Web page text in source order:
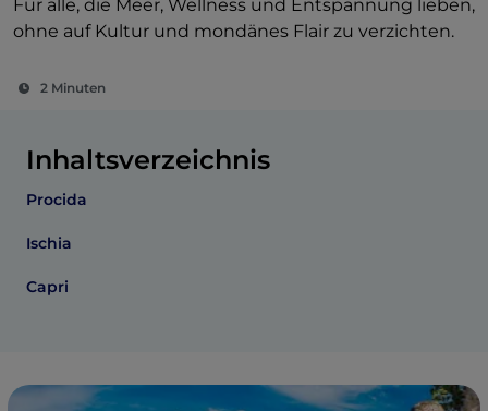
Für alle, die Meer, Wellness und Entspannung lieben,
ohne auf Kultur und mondänes Flair zu verzichten.
2 Minuten
Inhaltsverzeichnis
Procida
Ischia
Capri